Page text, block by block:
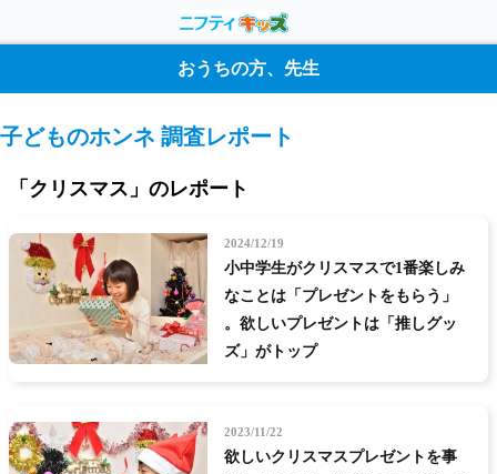
おうちの方、先生
子どものホンネ 調査レポート
「クリスマス」のレポート
小中学生がクリスマスで1番楽しみ
なことは「プレゼントをもらう」
。欲しいプレゼントは「推しグッ
ズ」がトップ
2024/12/19
欲しいクリスマスプレゼントを事
2023/11/22